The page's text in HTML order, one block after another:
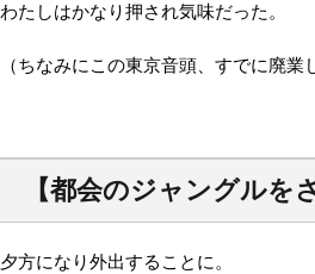
わたしはかなり押され気味だった。
（ちなみにこの東京音頭、すでに廃業
【都会のジャングルを
夕方になり外出することに。